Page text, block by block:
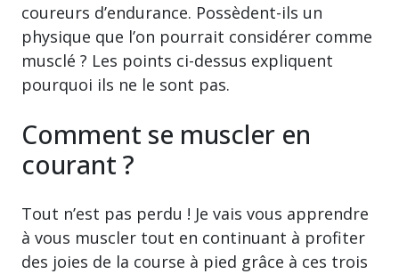
coureurs d’endurance. Possèdent-ils un
physique que l’on pourrait considérer comme
musclé ? Les points ci-dessus expliquent
pourquoi ils ne le sont pas.
Comment se muscler en
courant ?
Tout n’est pas perdu ! Je vais vous apprendre
à vous muscler tout en continuant à profiter
des joies de la course à pied grâce à ces trois